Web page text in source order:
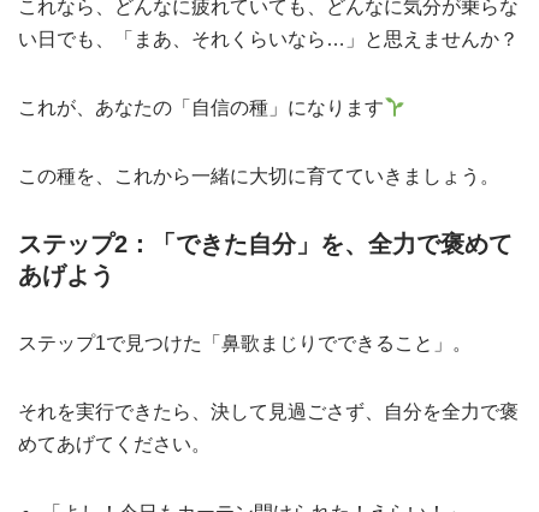
これなら、どんなに疲れていても、どんなに気分が乗らな
い日でも、「まあ、それくらいなら…」と思えませんか？
これが、あなたの「自信の種」になります
この種を、これから一緒に大切に育てていきましょう。
ステップ2：「できた自分」を、全力で褒めて
あげよう
ステップ1で見つけた「鼻歌まじりでできること」。
それを実行できたら、決して見過ごさず、自分を全力で褒
めてあげてください。